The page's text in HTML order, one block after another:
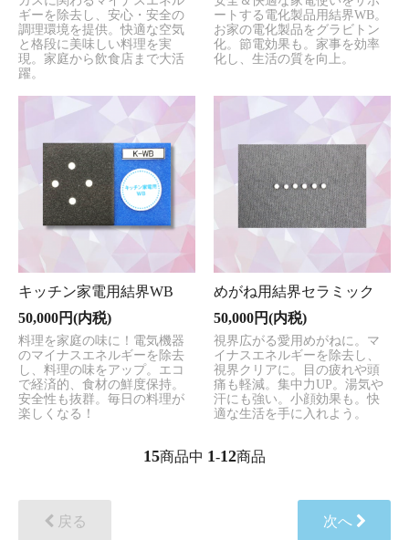
ギーを除去し、安心・安全の
調理環境を提供。快適な空気
と格段に美味しい料理を実
現。家庭から飲食店まで大活
躍。
ートする電化製品用結界WB。
お家の電化製品をグラビトン
化。節電効果も。家事を効率
化し、生活の質を向上。
キッチン家電用結界WB
50,000円(内税)
料理を家庭の味に！電気機器
のマイナスエネルギーを除去
し、料理の味をアップ。エコ
で経済的、食材の鮮度保持。
安全性も抜群。毎日の料理が
楽しくなる！
めがね用結界セラミック
50,000円(内税)
視界広がる愛用めがねに。マ
イナスエネルギーを除去し、
視界クリアに。目の疲れや頭
痛も軽減。集中力UP。湯気や
汗にも強い。小顔効果も。快
適な生活を手に入れよう。
15商品中 1-12商品
戻る 次へ